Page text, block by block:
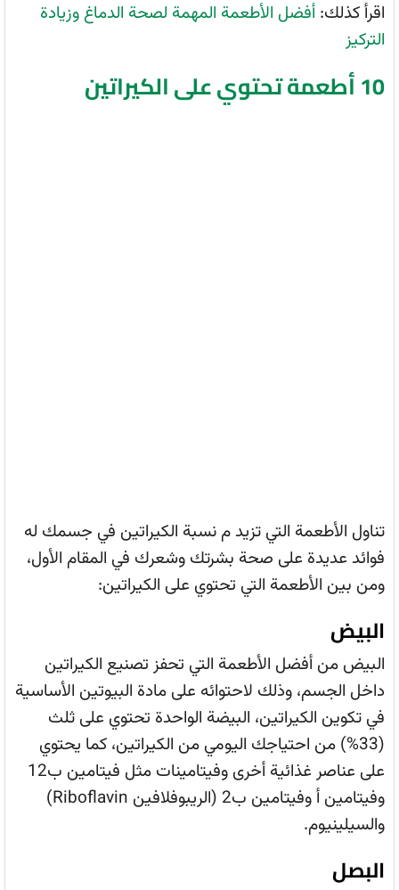
اقرأ كذلك: أفضل الأطعمة المهمة لصحة الدماغ وزيادة
التركيز
10 أطعمة تحتوي على الكيراتين
تناول الأطعمة التي تزيد م نسبة الكيراتين في جسمك له
فوائد عديدة على صحة بشرتك وشعرك في المقام الأول،
ومن بين الأطعمة التي تحتوي على الكيراتين:
البيض
البيض من أفضل الأطعمة التي تحفز تصنيع الكيراتين
داخل الجسم، وذلك لاحتوائه على مادة البيوتين الأساسية
في تكوين الكيراتين، البيضة الواحدة تحتوي على ثلث
(33%) من احتياجك اليومي من الكيراتين، كما يحتوي
على عناصر غذائية أخرى وفيتامينات مثل فيتامين ب12
وفيتامين أ وفيتامين ب2 (الريبوفلافين Riboflavin)
والسيلينيوم.
البصل